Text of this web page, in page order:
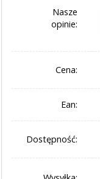
Nasze
opinie:
Cena:
Ean:
Dostępność: